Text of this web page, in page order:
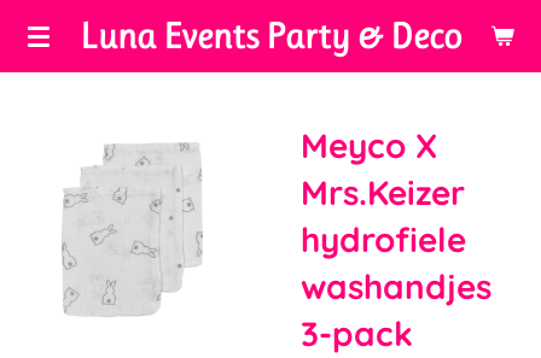
Ga
hoofdinhoud
Luna Events Party & Deco
Meyco X
Mrs.Keizer
hydrofiele
washandjes
3-pack